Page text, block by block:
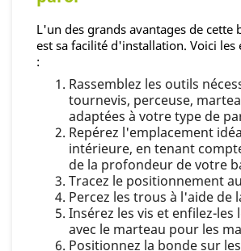
L'un des grands avantages de cette
est sa facilité d'installation. Voici les
:
Rassemblez les outils
tournevis, perceuse,
adaptées à votre type de
Repérez l'emplacement
intérieure, en tenant
de la profondeur de votre
Tracez le positionnement
Percez les trous à l'aide de
Insérez les vis et enfilez-les
avec le marteau pour les
Positionnez la bonde sur